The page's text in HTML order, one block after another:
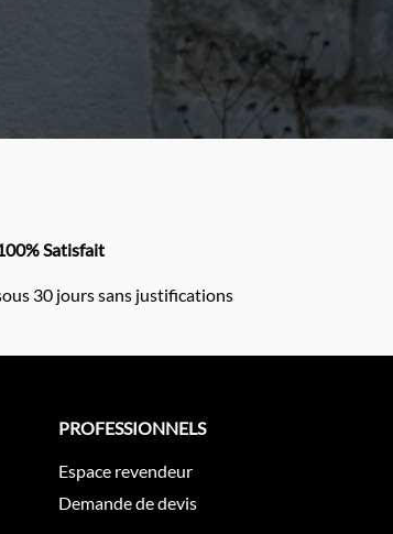
Satisfait
30 jours sans justifications
PROFESSIONNELS
Espace revendeur
Demande de devis